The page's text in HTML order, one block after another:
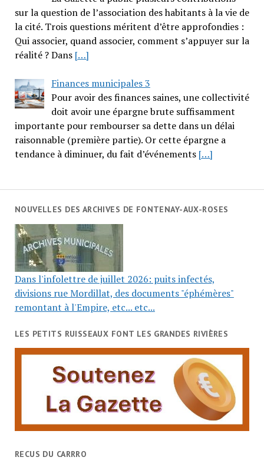
sur la question de l’association des habitants à la vie de
la cité. Trois questions méritent d’être approfondies :
Qui associer, quand associer, comment s’appuyer sur la
réalité ? Dans […]
Finances municipales 3
Pour avoir des finances saines, une collectivité
doit avoir une épargne brute suffisamment
importante pour rembourser sa dette dans un délai
raisonnable (première partie). Or cette épargne a
tendance à diminuer, du fait d’événements […]
NOUVELLES DES ARCHIVES DE FONTENAY-AUX-ROSES
Dans l'infolettre de juillet 2026: puits infectés,
divisions rue Mordillat, des documents "éphémères"
remontant à l'Empire, etc... etc...
LES PETITS RUISSEAUX FONT LES GRANDES RIVIÈRES
RECUS DU CARRRO